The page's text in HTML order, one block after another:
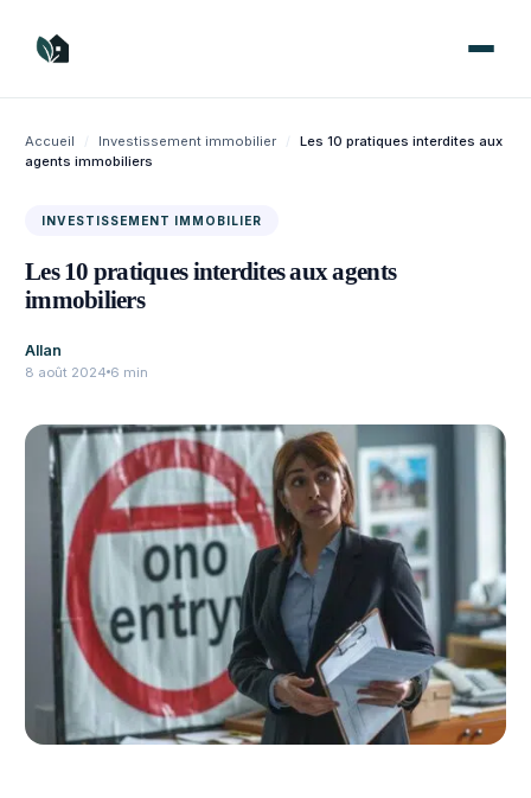
contenu
Accueil / Investissement immobilier /
Les 10 pratiques interdites aux
agents immobiliers
INVESTISSEMENT IMMOBILIER
Les 10 pratiques interdites aux agents
immobiliers
Allan
8 août 2024 6 min